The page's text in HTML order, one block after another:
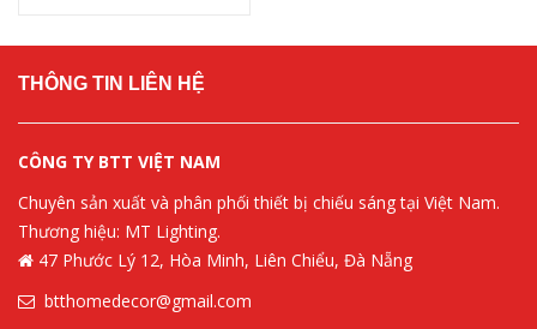
THÔNG TIN LIÊN HỆ
CÔNG TY BTT VIỆT NAM
Chuyên sản xuất và phân phối thiết bị chiếu sáng tại Việt Nam.
Thương hiệu: MT Lighting.
47 Phước Lý 12, Hòa Minh, Liên Chiểu, Đà Nẵng
btthomedecor@gmail.com